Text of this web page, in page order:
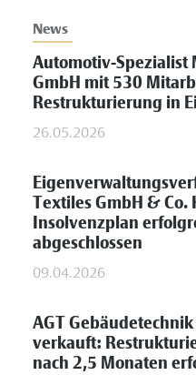
News
Automotiv-Spezialist
GmbH mit 530
Restrukturierung in
26.05.2026
Textiles GmbH & Co.
Insolvenzplan
abgeschlossen
09.04.2026
AGT Gebäudetechnik
verkauft:
nach 2,5 Monaten